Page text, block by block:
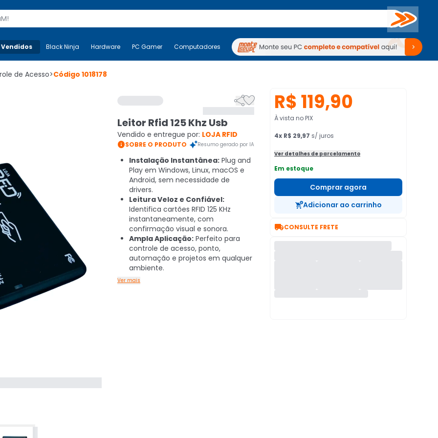
Buscar
Mais-v- Black Ninja Hardware PC Gamer Computadores Periféricos TV Venda no KaBuM!
Black Ninja Hardware PC Gamer Computadores Periféricos TV Venda no KaBuM!
de Acesso>Código 1018178

Leitor Rfid 125 Khz Usb
Vendido e entregue por: LOJA RFID
SOBRE O PRODUTO Resumo gerado por IA
Instalação Instantânea: Plug and
Play em Windows, Linux, macOS e
Android, sem necessidade de
drivers.
Leitura Veloz e Confiável:
Identifica cartões RFID 125 KHz
instantaneamente, com
confirmação visual e sonora.
Ampla Aplicação: Perfeito para
controle de acesso, ponto,
automação e projetos em qualquer
ambiente.
Ver mais
R$ 119,90
À vista no PIX
4x R$ 29,97 s/ juros
Ver detalhes de parcelamento
Em estoque
Comprar agora
Adicionar ao carrinho
CONSULTE FRETE